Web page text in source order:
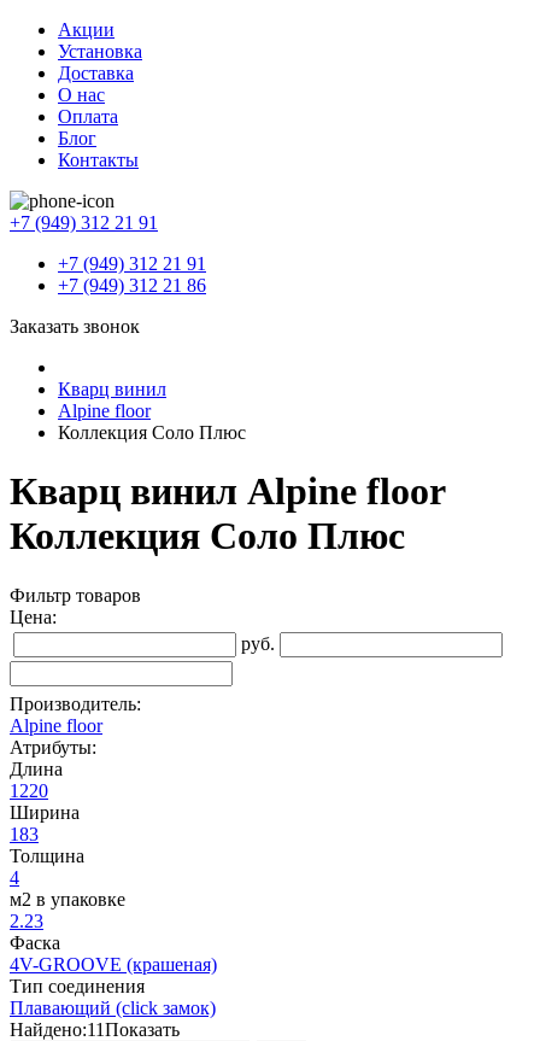
Акции
Установка
Доставка
О нас
Оплата
Блог
Контакты
+7 (949) 312 21 91
+7 (949) 312 21 91
+7 (949) 312 21 86
Заказать звонок
Кварц винил
Alpine floor
Коллекция Соло Плюс
Кварц винил Alpine floor
Коллекция Соло Плюс
Фильтр товаров
Цена:
руб.
Производитель:
Alpine floor
Атрибуты:
Длина
1220
Ширина
183
Толщина
4
м2 в упаковке
2.23
Фаска
4V-GROOVE (крашеная)
Тип соединения
Плавающий (click замок)
Найдено:11Показать